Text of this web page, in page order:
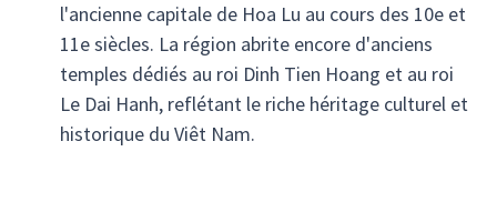
l'ancienne capitale de Hoa Lu au cours des 10e et
11e siècles. La région abrite encore d'anciens
temples dédiés au roi Dinh Tien Hoang et au roi
Le Dai Hanh, reflétant le riche héritage culturel et
historique du Viêt Nam.